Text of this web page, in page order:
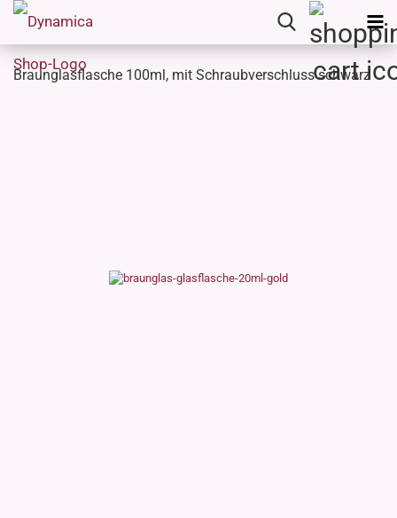
Braunglasflasche 100ml, mit Schraubverschluss schwarz